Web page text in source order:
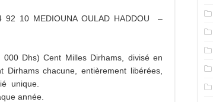
92 10 MEDIOUNA OULAD HADDOU –
Dhs) Cent Milles Dirhams, divisé en
chacune, entièrement libérées,
unique.
année.